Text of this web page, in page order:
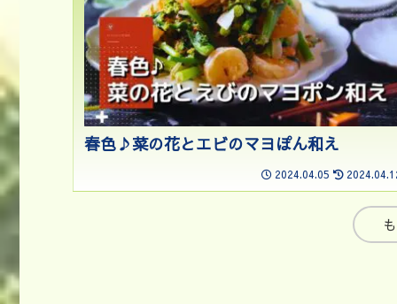
春色♪菜の花とエビのマヨぽん和え
2024.04.05